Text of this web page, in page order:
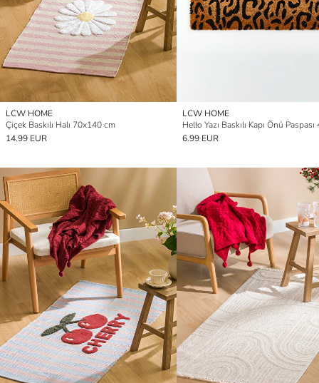
LCW HOME
Çiçek Baskılı Halı 70x140 cm
14.99 EUR
LCW HOME
6.99 EUR